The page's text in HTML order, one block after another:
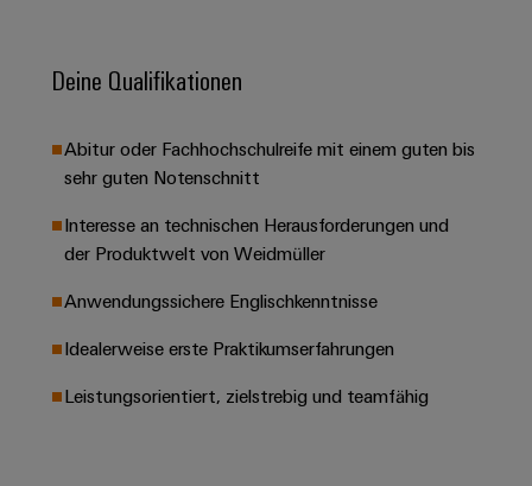
vernetzten
die
Prozessindustrie
Photovoltaik
Mehr
durch
Sonnenenergie
Schaltschrankbau
Lösungen
Security
Industrial
Service
Platform
Regler
Ethernet
Panels
Engineering-
und
Visualisierungstools
Energiemessung
Metering
Digitale
Bestellmöglichkeiten
eShop
OCI-
Schnittstelle
Schnittstelle
SERVICES
Solution
Systemintegratoren
Messen
Events
Messen
Deine Qualifikationen
Abitur oder Fachhochschulreife mit einem guten bis
sehr guten Notenschnitt
Interesse an technischen Herausforderungen und
der Produktwelt von Weidmüller
Anwendungssichere Englischkenntnisse
Idealerweise erste Praktikumserfahrungen
Leistungsorientiert, zielstrebig und teamfähig